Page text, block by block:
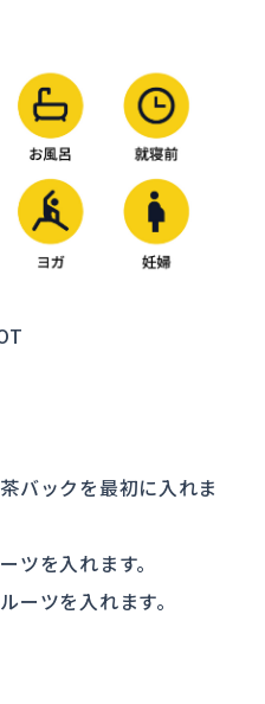
バックを最初に入れま
ツを入れます。
ーツを入れます。